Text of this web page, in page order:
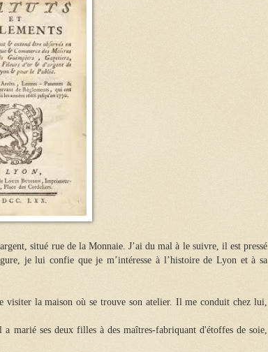
situé rue de la Monnaie. J’ai du mal à le suivre, il est pressé
je lui confie que je m’intéresse à l’histoire de Lyon et à sa
la maison où se trouve son atelier. Il me conduit chez lui,
marié ses deux filles à des maîtres-fabriquant d'étoffes de soie,